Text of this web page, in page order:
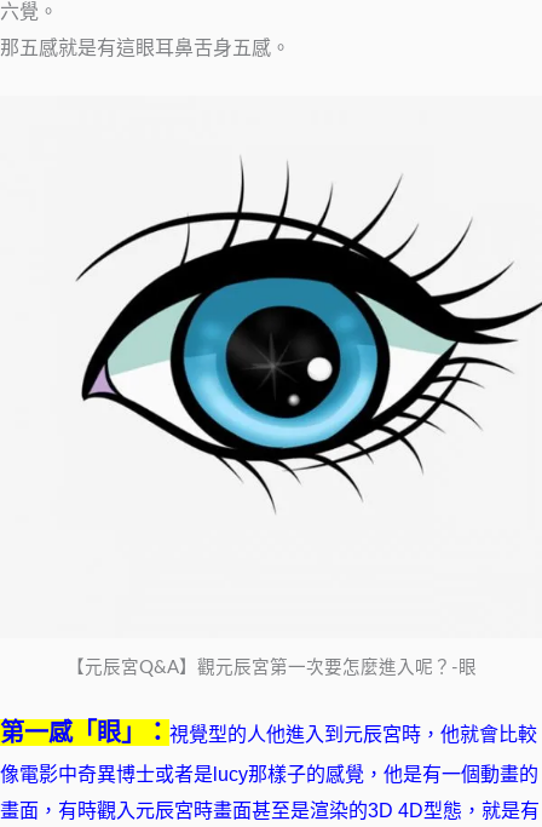
六覺。
那五感就是有這眼耳鼻舌身五感。
【元辰宮Q&A】觀元辰宮第一次要怎麼進入呢？-眼
第一感「眼 」 ： 視覺型的人他進入到元辰宮時，他就會比較
像電影中奇異博士或者是lucy那樣子的感覺，他是有一個動畫的
畫面，有時觀入元辰宮時畫面甚至是渲染的3D 4D型態，就是有